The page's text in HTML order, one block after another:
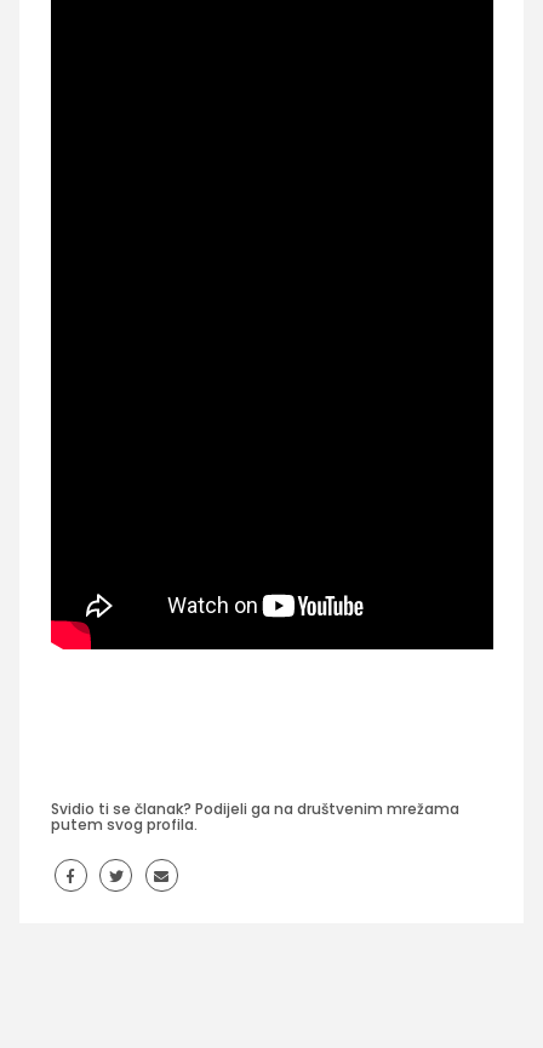
Svidio ti se članak? Podijeli ga na društvenim mrežama
putem svog profila.